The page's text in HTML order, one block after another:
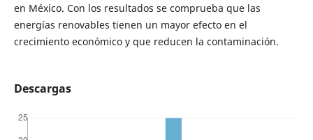
en México. Con los resultados se comprueba que las
energías renovables tienen un mayor efecto en el
crecimiento económico y que reducen la contaminación.
Descargas